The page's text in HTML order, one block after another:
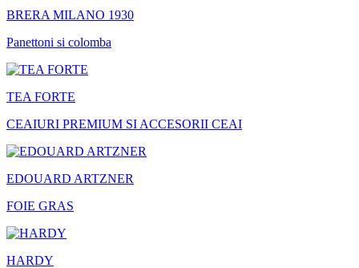
BRERA MILANO 1930
Panettoni si colomba
TEA FORTE
CEAIURI PREMIUM SI ACCESORII CEAI
EDOUARD ARTZNER
FOIE GRAS
HARDY